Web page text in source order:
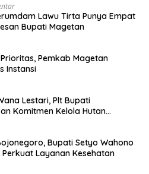
Lawu Tirta Punya Empat
Bupati Magetan
Pemkab Magetan
Instansi
Lestari, Plt Bupati
Komitmen Kelola Hutan
Bupati Setyo Wahono
Layanan Kesehatan